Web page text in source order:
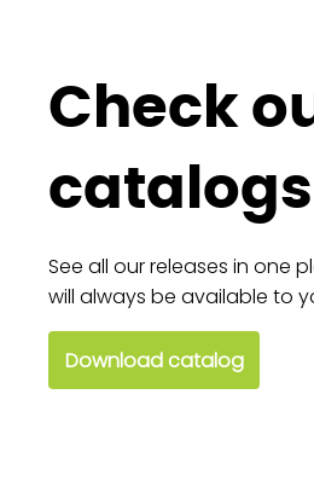
Check
catalogs
See all our releases in one
will always be available to
Download catalog